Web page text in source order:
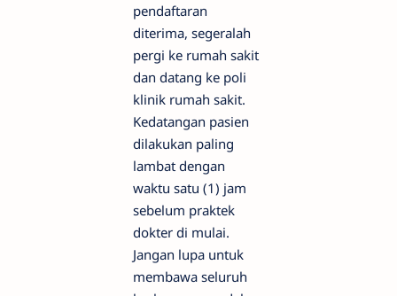
pendaftaran
diterima, segeralah
pergi ke rumah sakit
dan datang ke poli
klinik rumah sakit.
Kedatangan pasien
dilakukan paling
lambat dengan
waktu satu (1) jam
sebelum praktek
dokter di mulai.
Jangan lupa untuk
membawa seluruh